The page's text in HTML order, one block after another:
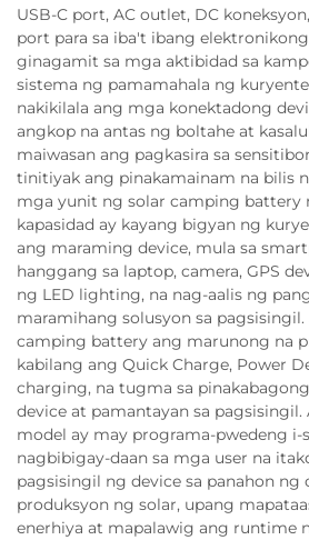
USB-C port, AC outlet, DC
port para sa iba't ibang
ginagamit sa mga aktibidad sa
sistema ng pamamahala ng
nakikilala ang mga konektadong
angkop na antas ng boltahe at
maiwasan ang pagkasira sa
tinitiyak ang pinakamainam na bilis
mga yunit ng solar camping battery
kapasidad ay kayang bigyan ng
ang maraming device, mula sa
hanggang sa laptop, camera, GPS
ng LED lighting, na nag-aalis ng
maramihang solusyon sa pagsisingil.
camping battery ang marunong na
kabilang ang Quick Charge, Power
charging, na tugma sa
device at pamantayan sa
model ay may programa-pwedeng i-
nagbibigay-daan sa mga user na
pagsisingil ng device sa panahon ng
produksyon ng solar, upang
enerhiya at mapalawig ang runtime